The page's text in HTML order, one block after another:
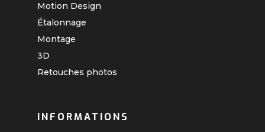
Motion Design
Étalonnage
Montage
3D
Retouches photos
INFORMATIONS